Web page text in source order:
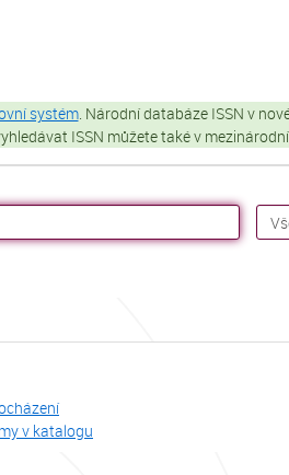
systém. Národní databáze ISSN v
ISSN můžete také v
v katalogu